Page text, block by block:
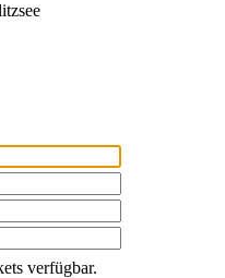
verfügbar.